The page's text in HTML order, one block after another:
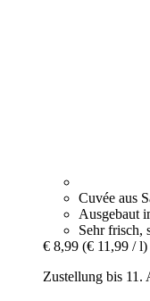
Cuvée aus
Ausgebaut
Sehr frisch,
€ 8,99 (€ 11,99 / l)
Zustellung bis 11.